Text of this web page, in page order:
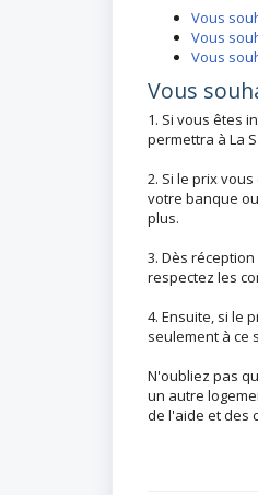
Vous
Vous
Vous
Vous
1. Si vous êtes
permettra à La
2. Si le prix
votre banque
plus.
3. Dès
respectez les
4. Ensuite, si le
seulement à ce
N'oubliez pas
un autre
de l'aide et des